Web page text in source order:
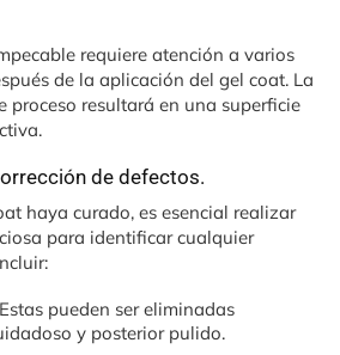
requiere atención a varios
de la aplicación del gel coat. La
proceso resultará en una superficie
de defectos.
haya curado, es esencial realizar
para identificar cualquier
pueden ser eliminadas
y posterior pulido.